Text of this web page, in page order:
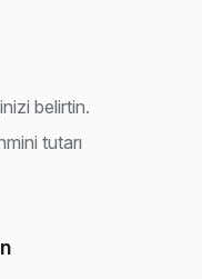
belirtin.
tutarı